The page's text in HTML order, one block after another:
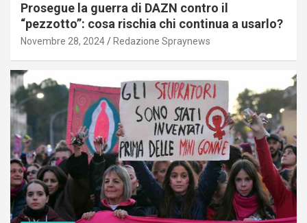
Prosegue la guerra di DAZN contro il
“pezzotto”: cosa rischia chi continua a usarlo?
Novembre 28, 2024 Redazione Spraynews